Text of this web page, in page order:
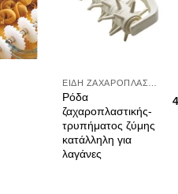
Ρόδα
ζαχαροπλαστικής-
τρυπήματος ζύμης
κατάλληλη για
λαγάνες